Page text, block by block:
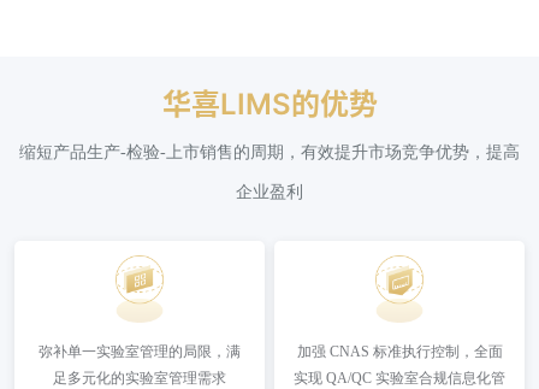
华喜LIMS的优势
缩短产品生产-检验-上市销售的周期，有效提升市场竞争优势，提高
企业盈利
弥补单一实验室管理的局限，满
足多元化的实验室管理需求
加强 CNAS 标准执行控制，全面
实现 QA/QC 实验室合规信息化管